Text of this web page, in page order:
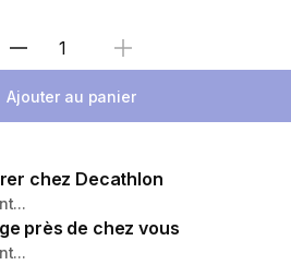
Sélectionnez la quantité
Ajouter au panier
chez Decathlon
près de chez vous